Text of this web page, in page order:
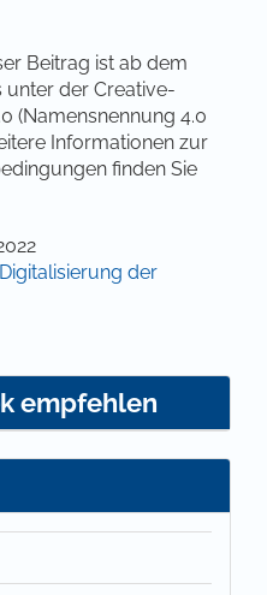
Beitrag ist ab dem
unter der Creative-
(Namensnennung 4.0
Informationen zur
finden Sie
der
empfehlen